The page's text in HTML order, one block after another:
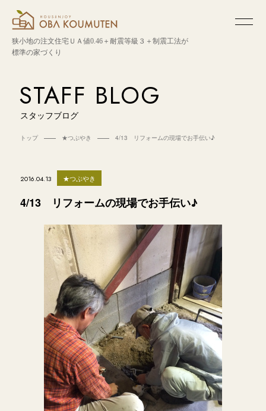
狭小地の注文住宅ＵＡ値0.46＋耐震等級３＋制震工法が
標準の家づくり
STAFF BLOG
スタッフブログ
トップ ★つぶやき 4/13 リフォームの現場でお手伝い♪
2016.04.13 ★つぶやき
4/13 リフォームの現場でお手伝い♪